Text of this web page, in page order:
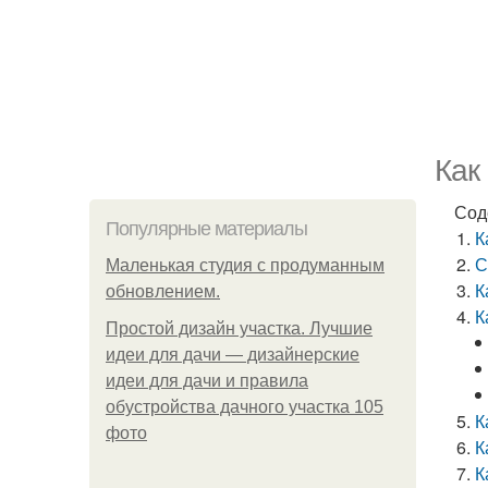
Популярные материалы
Маленькая студия с продуманным
обновлением.
Простой дизайн участка. Лучшие
идеи для дачи — дизайнерские
идеи для дачи и правила
обустройства дачного участка 105
фото